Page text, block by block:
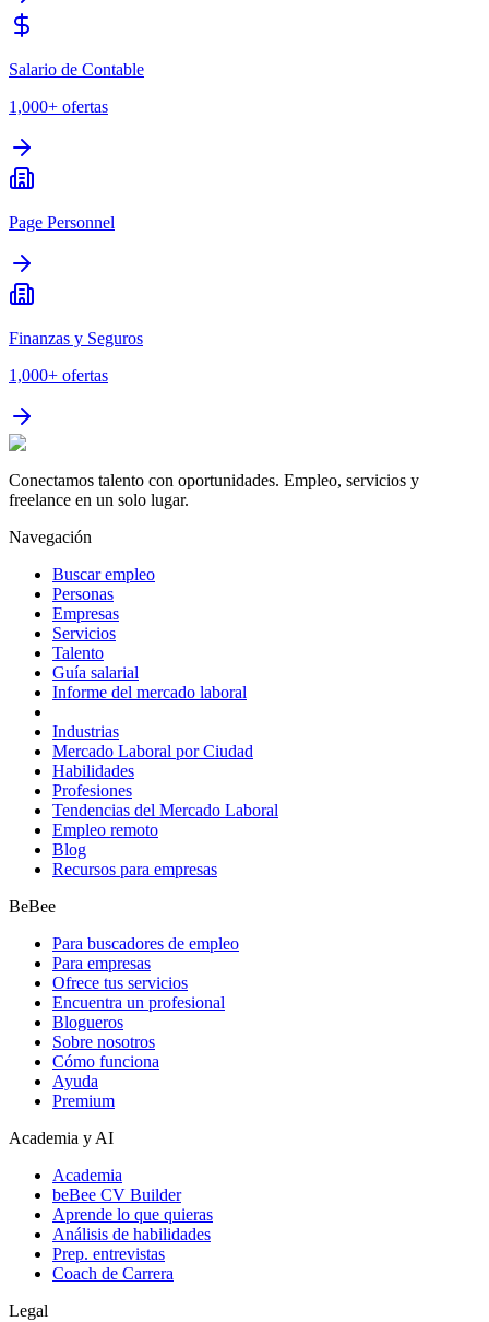
Salario de Contable
1,000+ ofertas
Page Personnel
Finanzas y Seguros
1,000+ ofertas
Conectamos talento con oportunidades. Empleo, servicios y
freelance en un solo lugar.
Navegación
Buscar empleo
Personas
Empresas
Servicios
Talento
Guía salarial
Informe del mercado laboral
Industrias
Mercado Laboral por Ciudad
Habilidades
Profesiones
Tendencias del Mercado Laboral
Empleo remoto
Blog
Recursos para empresas
BeBee
Para buscadores de empleo
Para empresas
Ofrece tus servicios
Encuentra un profesional
Blogueros
Sobre nosotros
Cómo funciona
Ayuda
Premium
Academia y AI
Academia
beBee CV Builder
Aprende lo que quieras
Análisis de habilidades
Prep. entrevistas
Coach de Carrera
Legal